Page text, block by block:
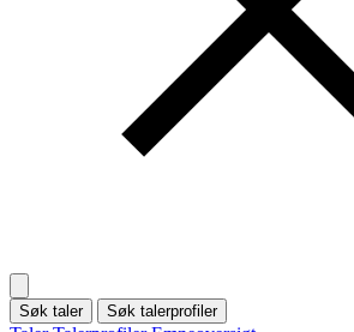
Søk taler Søk talerprofiler